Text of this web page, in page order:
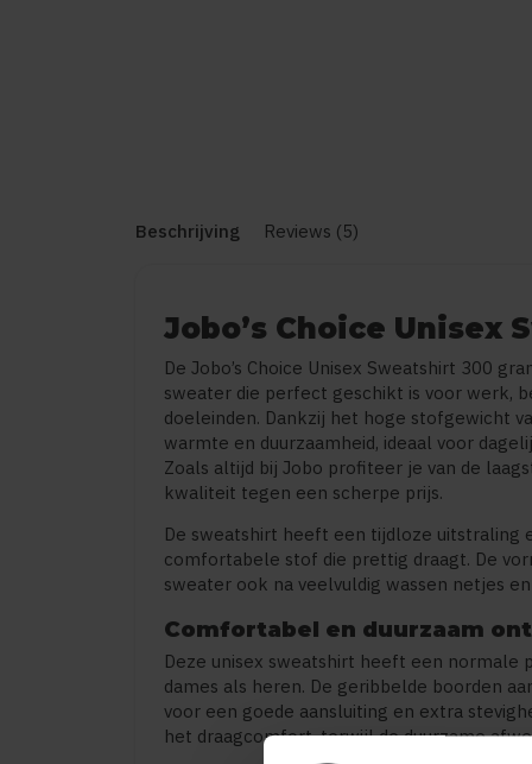
Beschrijving Reviews (5)
Jobo’s Choice Unisex
De Jobo’s Choice Unisex Sweatshirt 300
sweater die perfect geschikt is voor werk,
doeleinden. Dankzij het hoge stofgewicht
warmte en duurzaamheid, ideaal voor
Zoals altijd bij Jobo profiteer je van de
kwaliteit tegen een scherpe prijs.
De sweatshirt heeft een tijdloze uitstraling
comfortabele stof die prettig draagt. De
sweater ook na veelvuldig wassen netjes
Comfortabel en duurzaam
Deze unisex sweatshirt heeft een normale
dames als heren. De geribbelde boorden
voor een goede aansluiting en extra
het draagcomfort, terwijl de duurzame